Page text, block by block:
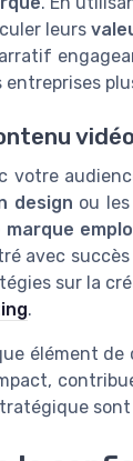
leurs
entreprises
votre
design ou les
marque
avec succès
sur la
.
élément de